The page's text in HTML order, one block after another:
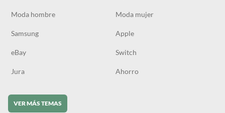
Moda hombre Moda mujer
Samsung Apple
eBay Switch
Jura Ahorro
VER MÁS TEMAS